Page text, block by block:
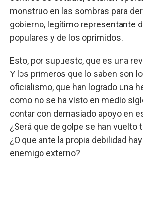
monstruo en las sombras para
gobierno, legítimo representante
populares y de los oprimidos.
Esto, por supuesto, que es una
Y los primeros que lo saben son
oficialismo, que han logrado una
como no se ha visto en medio
contar con demasiado apoyo en
¿Será que de golpe se han vuelto
¿O que ante la propia debilidad
enemigo externo?